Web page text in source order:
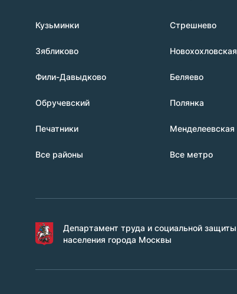
Кузьминки
Зябликово
Фили-Давыдково
Обручевский
Печатники
Все районы
Стрешнево
Новохохловская
Беляево
Полянка
Менделеевская
Все метро
Департамент труда и социальной защиты
населения города Москвы